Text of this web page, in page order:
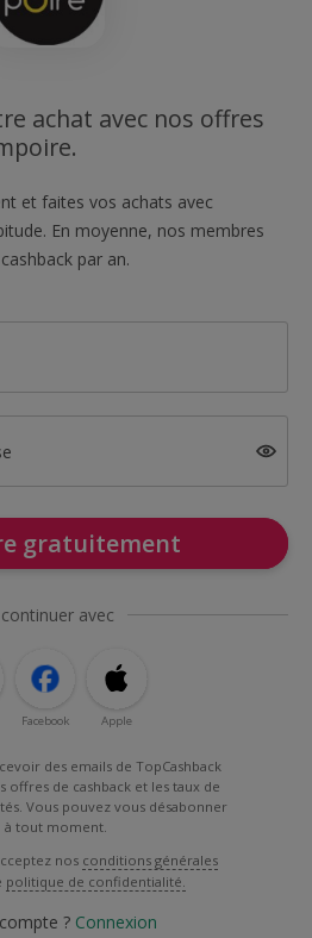
achat avec nos offres
et faites vos achats avec
En moyenne, nos membres
par an.
gratuitement
avec
Facebook Apple
des emails de TopCashback
offres de cashback et les taux de
Vous pouvez vous désabonner
à tout moment.
nos conditions générales
politique de confidentialité.
? Connexion